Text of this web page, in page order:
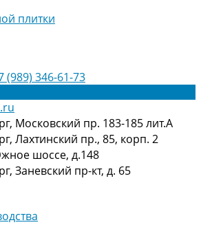
плитки
(989) 346-61-73
Московский пр. 183-185 лит.А
Лахтинский пр., 85, корп. 2
шоссе, д.148
Заневский пр-кт, д. 65